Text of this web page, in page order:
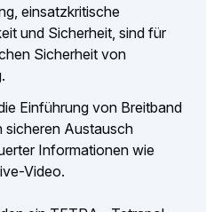
einsatzkritische
und Sicherheit, sind für
Sicherheit von
Einführung von Breitband
sicheren Austausch
Informationen wie
Video.